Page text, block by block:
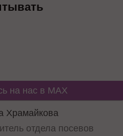
на нас в MAX
Храмайкова
отдела посевов